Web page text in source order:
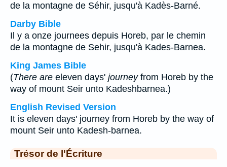
de la montagne de Séhir, jusqu'à Kadès-Barné.
Darby Bible
Il y a onze journees depuis Horeb, par le chemin
de la montagne de Sehir, jusqu'à Kades-Barnea.
King James Bible
(There are eleven days' journeyfrom Horeb by the
way of mount Seir unto Kadeshbarnea.)
English Revised Version
It is eleven days' journey from Horeb by the way of
mount Seir unto Kadesh-barnea.
Trésor de l'Écriture